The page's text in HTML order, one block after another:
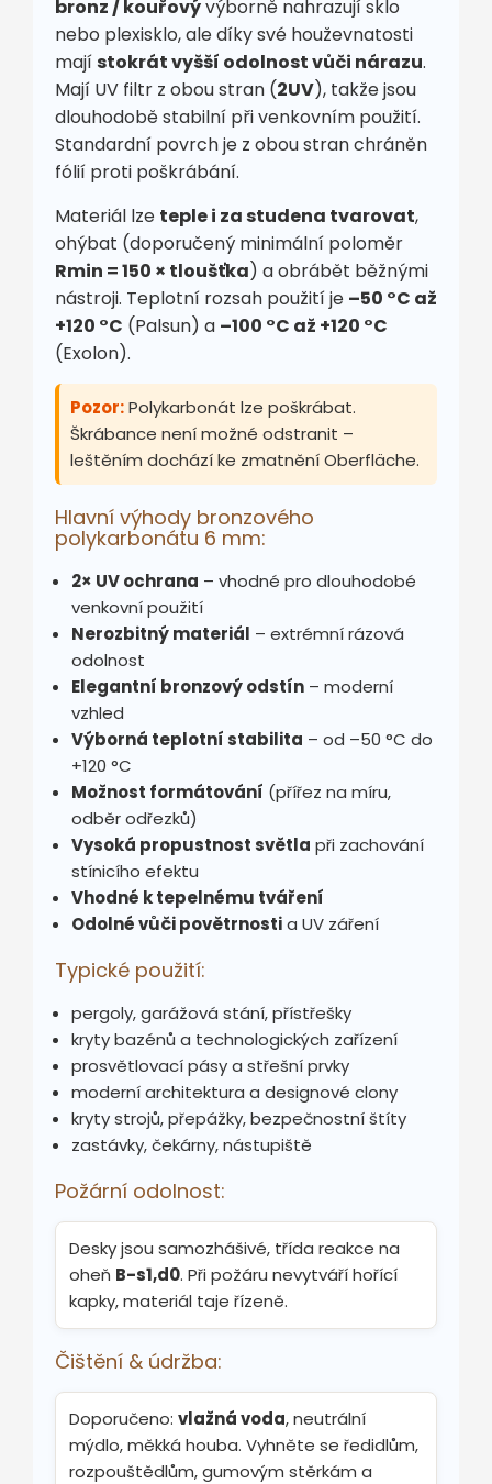
bronz / kouřovývýborně nahrazují sklo
nebo plexisklo, ale díky své houževnatosti
majístokrát vyšší odolnost vůči nárazu.
Mají UV filtr z obou stran (2UV), takže jsou
dlouhodobě stabilní při venkovním použití.
Standardní povrch je z obou stran chráněn
fólií proti poškrábání.
Materiál lze teple i za studena tvarovat,
ohýbat (doporučený minimální poloměr
Rmin = 150 × tloušťka) a obrábět běžnými
nástroji. Teplotní rozsah použití je –50 °C až
+120 °C (Palsun) a –100 °C až +120 °C
(Exolon).
Pozor:Polykarbonát lze poškrábat.
Škrábance není možné odstranit –
leštěním dochází ke zmatnění Oberfläche.
Hlavní výhody bronzového
polykarbonátu 6 mm:
2× UV ochrana – vhodné pro dlouhodobé
venkovní použití
Nerozbitný materiál – extrémní rázová
odolnost
Elegantní bronzový odstín – moderní
vzhled
Výborná teplotní stabilita – od –50 °C do
+120 °C
Možnost formátování (přířez na míru,
odběr odřezků)
Vysoká propustnost světla při zachování
stínicího efektu
Vhodné k tepelnému tváření
Odolné vůči povětrnostia UV záření
Typické použití:
pergoly, garážová stání, přístřešky
kryty bazénů a technologických zařízení
prosvětlovací pásy a střešní prvky
moderní architektura a designové clony
kryty strojů, přepážky, bezpečnostní štíty
zastávky, čekárny, nástupiště
Požární odolnost:
Desky jsou samozhášivé, třída reakce na
oheň B-s1,d0. Při požáru nevytváří hořící
kapky, materiál taje řízeně.
Čištění & údržba:
Doporučeno: vlažná voda, neutrální
mýdlo, měkká houba. Vyhněte se ředidlům,
rozpouštědlům, gumovým stěrkám a